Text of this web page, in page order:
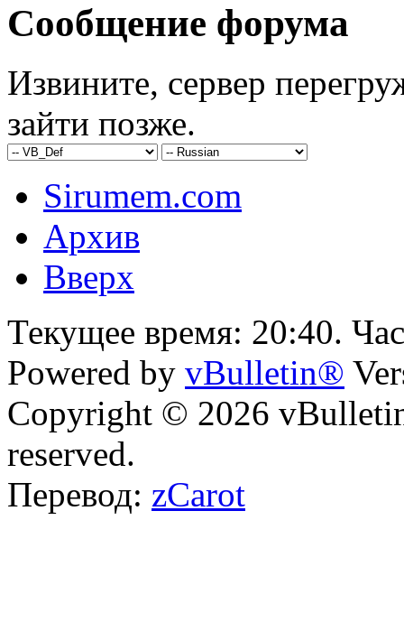
Сообщение форума
Извините, сервер
зайти позже.
Sirumem.com
Архив
Вверх
Текущее время: 20:40.
Powered by vBulletin®
Copyright © 2026
reserved.
Перевод: zCarot